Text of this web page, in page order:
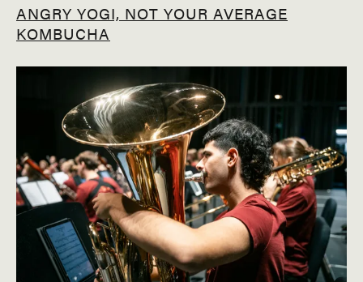
ANGRY YOGI, NOT YOUR AVERAGE
KOMBUCHA